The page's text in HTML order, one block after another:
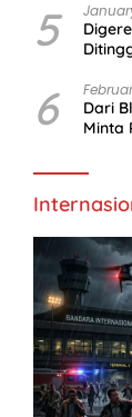
5
6
Dari
Minta